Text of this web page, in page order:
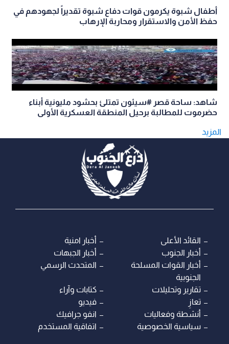
أطفال شبوة يكرمون قوات دفاع شبوة تقديراً لجهودهم في
حفظ الأمن والاستقرار ومحاربة الإرهاب
شاهد: ساحة قصر #سيئون تمتلئ بحشود مليونية أبناء
حضرموت للمطالبة برحيل المنطقة العسكرية الأولى
المزيد
القائد الأعلى
أخبار امنية
أخبار الجنوب
أخبار الجبهات
أخبار القوات المسلحة
الجنوبية
المتحدث الرسمي
تقارير وتحليلات
كتابات وآراء
تعازِ
فيديو
أنشطة وفعاليات
انفو جرافيك
سياسية الخصوصية
اتفاقية المستخدم